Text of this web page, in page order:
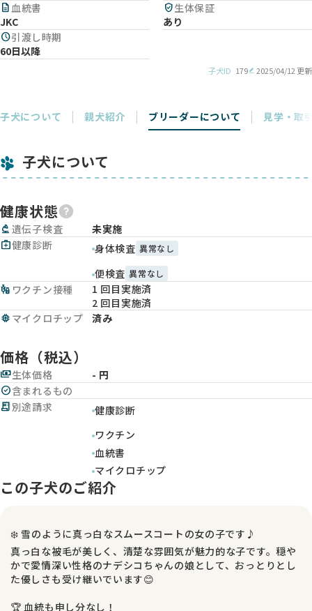
description血統書
JKC
verified_user生体保証
あり
schedule引渡し時期
60日以降
子犬ID 179 2025/04/12 更新
子犬について 親犬紹介 ブリーダーについて 見学・取
子犬について
健康状態
biotech 遺伝子検査
未実施
medical_services健康診断 身体検査 異常なし
便検査 異常なし
vaccines ワクチン接種
1 回目実施済
2 回目実施済
memory マイクロチップ 済み
価格（税込）
payments生体価格
- 円
check_circle含まれるもの
receipt_long別途請求
健康診断
ワクチン
血統書
マイクロチップ
この子犬のご紹介
❄️ 雪のように真っ白なスムースコートの女の子です♪
真っ白な被毛が美しく、清楚な雰囲気が魅力的な子です。穏や
かで愛情深い性格のナデシコちゃんの娘として、おっとりとし
た優しさも受け継いでいます😊
🏆 血統も申し分なし！